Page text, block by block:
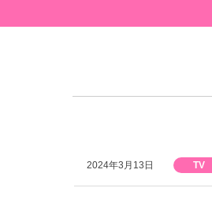
2024年3月13日 TV